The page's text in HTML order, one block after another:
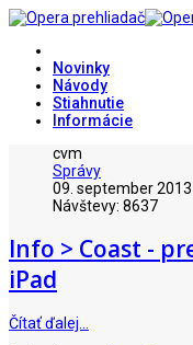
Novinky
Návody
Stiahnutie
Informácie
cvm
Správy
09. september 2013
Návštevy: 8637
Info > Coast -
iPad
Čítať ďalej…